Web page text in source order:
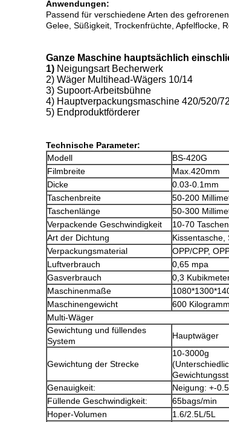
Anwendungen:
Passend für verschiedene Arten des
Gelee, Süßigkeit, Trockenfrüchte, Apfelflocke,
Ganze Maschine hauptsächlich
1) Neigungsart Becherwerk
2) Wäger Multihead-Wägers 10/14
3) Supoort-Arbeitsbühne
4) Hauptverpackungsmaschine 420/520/
5) Endproduktförderer
Technische Parameter:
Modell
BS-420G
Filmbreite
Max.420mm
Dicke
0.03-0.1mm
Taschenbreite
50-200
Taschenlänge
50-300
Verpackende Geschwindigkeit
10-70
Art der Dichtung
Kissentasche,
Verpackungsmaterial
OPP/CPP,
Luftverbrauch
0,65 mpa
Gasverbrauch
0,3
Maschinenmaße
Maschinengewicht
600 Kilogramm
Multi-Wäger
Gewichtung und füllendes
System
Hauptwäger
Gewichtung der Strecke
10-3000g
Genauigkeit:
Neigung: +-
Füllende Geschwindigkeit:
65bags/min
Hoper-Volumen
1.6/2.5L/5L